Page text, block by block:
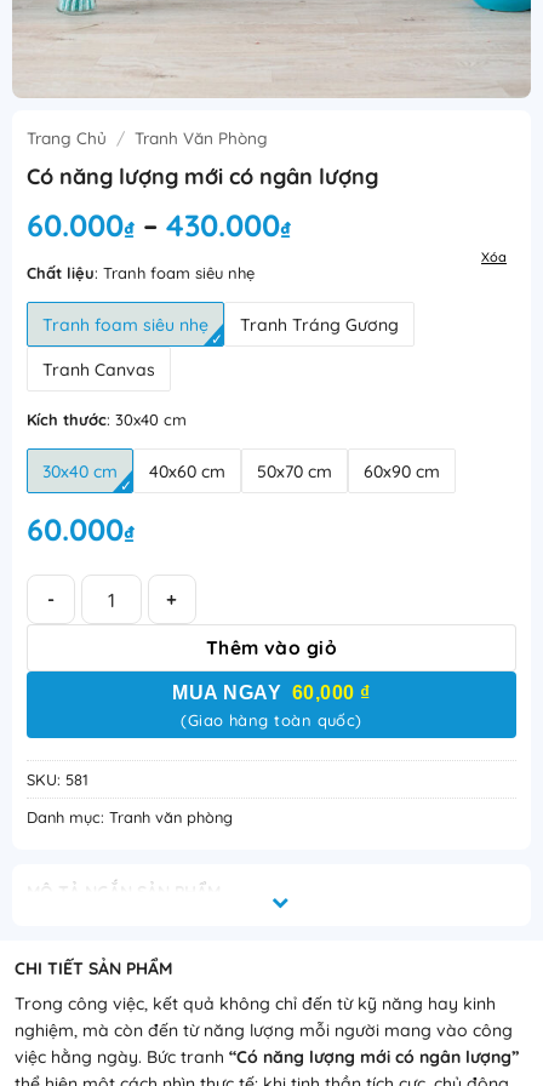
Trang Chủ / Tranh Văn Phòng
Có năng lượng mới có ngân lượng
60.000₫ – 430.000₫Khoảng
60.000₫
đến
Chất liệu: Tranh foam siêu nhẹ
Tranh foam siêu nhẹ Tranh Tráng Gương
Tranh Canvas
Kích thước: 30x40 cm
30x40 cm 40x60 cm 50x70 cm 60x90 cm
Xóa
60.000₫
Có năng lượng mới có ngân lượng số lượng
Thêm vào giỏ
MUA NGAY 60,000 ₫
(Giao hàng toàn quốc)
SKU: 581
Danh mục: Tranh văn phòng
MÔ TẢ NGẮN SẢN PHẨM
phòng mang thông điệp hiện đại về tinh thần làm việc tích
cực và hiệu suất cá nhân. Nội dung ngắn gọn, dễ nhớ, phù
hợp treo tại văn phòng, không gian làm việc chung hoặc
khu vực kinh doanh do Tranh Tâm Đạt phát triển.
CHI TIẾT SẢN PHẨM
Trong công việc, kết quả không chỉ đến từ kỹ năng hay kinh
nghiệm, mà còn đến từ năng lượng mỗi người mang vào công
việc hằng ngày. Bức tranh “Có năng lượng mới có ngân lượng”